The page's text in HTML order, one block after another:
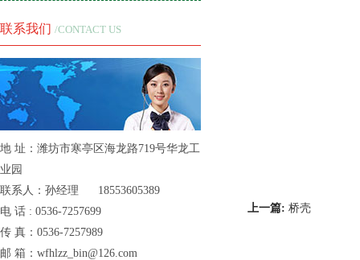
联系我们 /CONTACT US
地 址：潍坊市寒亭区海龙路719号华龙工
业园
联系人：孙经理 18553605389
电 话 : 0536-7257699
传 真：0536-7257989
邮 箱：wfhlzz_bin@126.com
上一篇: 桥壳